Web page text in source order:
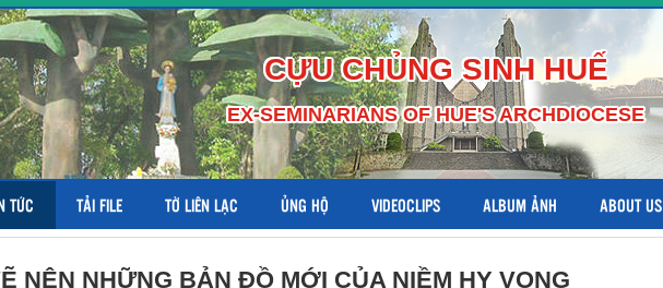
CỰU CHỦNG SINH HUẾ
EX-SEMINARIANS OF HUE'S ARCHDIOCESE
TỨC TẢI FILE TỜ LIÊN LẠC ỦNG HỘ VIDEOCLIPS ALBUM ẢNH ABOUT US
NÊN NHỮNG BẢN ĐỒ MỚI CỦA NIỀM HY VỌNG